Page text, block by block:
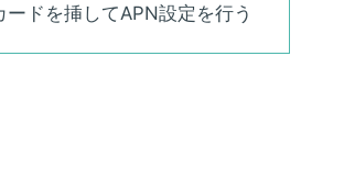
ードを挿してAPN設定を行う